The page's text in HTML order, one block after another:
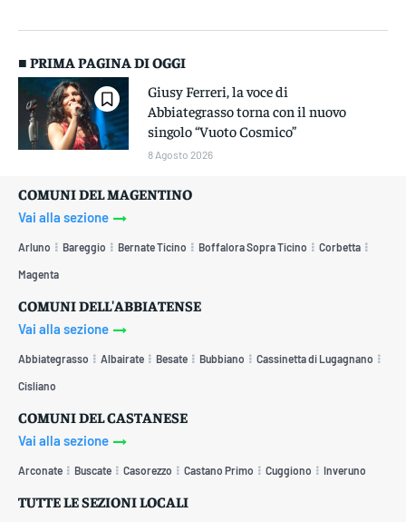
■ PRIMA PAGINA DI OGGI
Giusy Ferreri, la voce di
Abbiategrasso torna con il nuovo
singolo “Vuoto Cosmico”
8 Agosto 2026
COMUNI DEL MAGENTINO
Vai alla sezione
Arluno Bareggio Bernate Ticino Boffalora Sopra Ticino Corbetta
Magenta
COMUNI DELL'ABBIATENSE
Vai alla sezione
Abbiategrasso Albairate Besate Bubbiano Cassinetta di Lugagnano
Cisliano
COMUNI DEL CASTANESE
Vai alla sezione
Arconate Buscate Casorezzo Castano Primo Cuggiono Inveruno
TUTTE LE SEZIONI LOCALI